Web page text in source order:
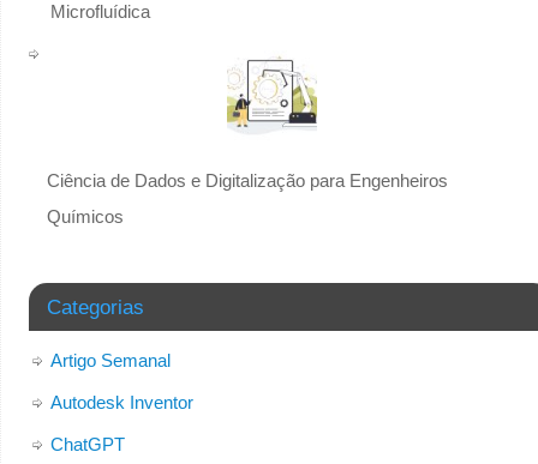
Microfluídica
Ciência de Dados e Digitalização para Engenheiros
Químicos
Categorias
Artigo Semanal
Autodesk Inventor
ChatGPT